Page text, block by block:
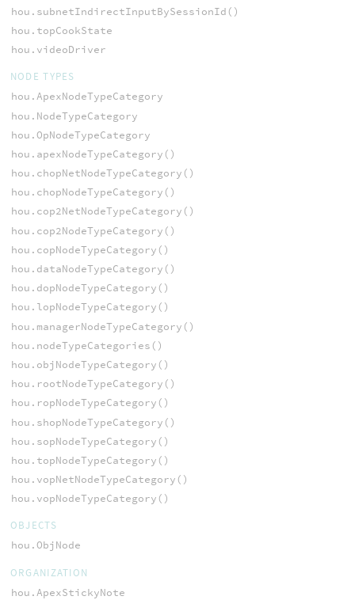
hou.subnetIndirectInputBySessionId()
hou.topCookState
hou.videoDriver
NODE TYPES
hou.ApexNodeTypeCategory
hou.NodeTypeCategory
hou.OpNodeTypeCategory
hou.apexNodeTypeCategory()
hou.chopNetNodeTypeCategory()
hou.chopNodeTypeCategory()
hou.cop2NetNodeTypeCategory()
hou.cop2NodeTypeCategory()
hou.copNodeTypeCategory()
hou.dataNodeTypeCategory()
hou.dopNodeTypeCategory()
hou.lopNodeTypeCategory()
hou.managerNodeTypeCategory()
hou.nodeTypeCategories()
hou.objNodeTypeCategory()
hou.rootNodeTypeCategory()
hou.ropNodeTypeCategory()
hou.shopNodeTypeCategory()
hou.sopNodeTypeCategory()
hou.topNodeTypeCategory()
hou.vopNetNodeTypeCategory()
hou.vopNodeTypeCategory()
OBJECTS
hou.ObjNode
ORGANIZATION
hou.ApexStickyNote